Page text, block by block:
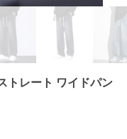
トレート ワイドパン